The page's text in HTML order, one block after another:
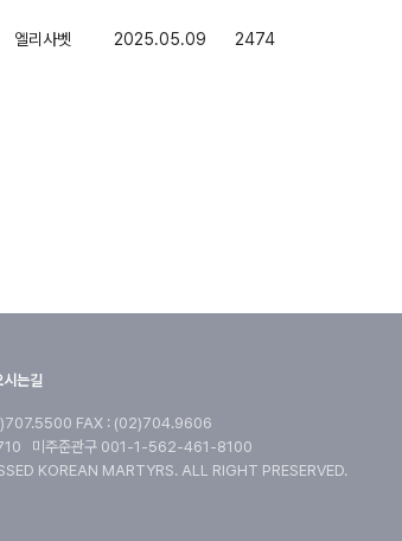
엘리사벳 2025.05.09 2474
시는길
FAX : (02)704.9606
미주준관구 001-1-562-461-8100
KOREAN MARTYRS. ALL RIGHT PRESERVED.